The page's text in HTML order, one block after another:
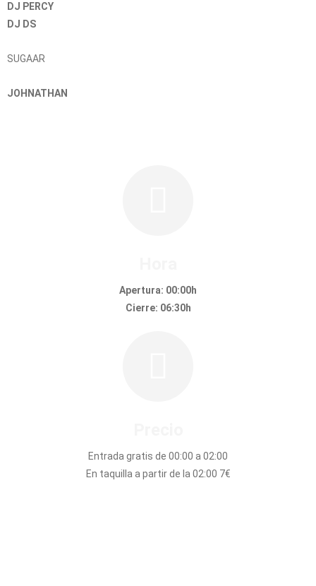
DJ PERCY
DJ DS
SUGAAR
JOHNATHAN
Apertura: 00:00h
Cierre: 06:30h
Entrada gratis de 00:00 a 02:00
En taquilla a partir de la 02:00 7€